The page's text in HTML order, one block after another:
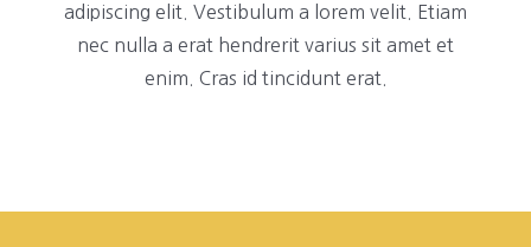
adipiscing elit. Vestibulum a lorem velit. Etiam
nec nulla a erat hendrerit varius sit amet et
enim. Cras id tincidunt erat.